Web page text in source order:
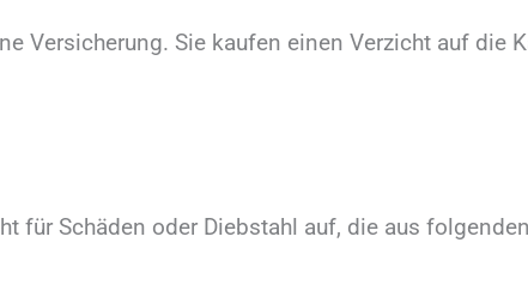
Versicherung. Sie kaufen einen Verzicht auf die
für Schäden oder Diebstahl auf, die aus